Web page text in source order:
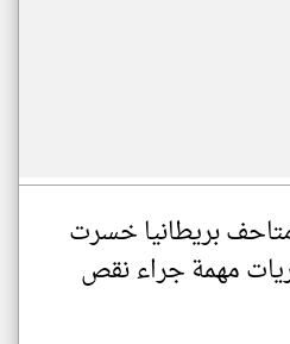
بريطانيا خسرت
مهمة جراء نقص